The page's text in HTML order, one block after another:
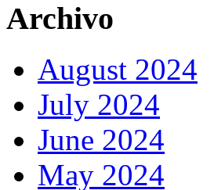
Archivo
August 2024
July 2024
June 2024
May 2024